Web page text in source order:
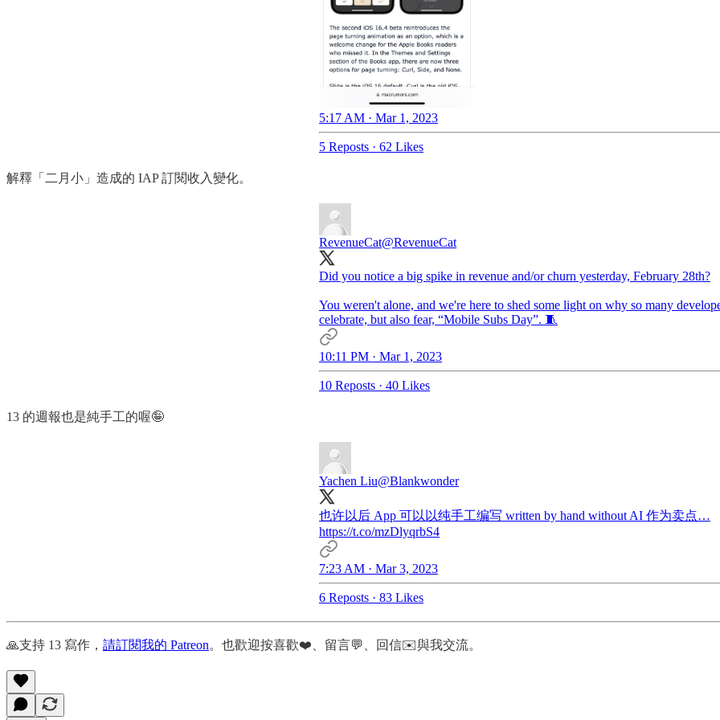
5:17 AM · Mar 1, 2023
5 Reposts · 62 Likes
解釋「二月小」造成的 IAP 訂閱收入變化。
RevenueCat@RevenueCat
Did you notice a big spike in revenue and/or churn yesterday, February 28th?
You weren't alone, and we're here to shed some light on why so many
celebrate, but also fear, “Mobile Subs Day”. 🧵
10:11 PM · Mar 1, 2023
10 Reposts · 40 Likes
13 的週報也是純手工的喔🤪
Yachen Liu@Blankwonder
也许以后 App 可以以纯手工编写 written by hand without AI 作为卖点…
https://t.co/mzDlyqrbS4
7:23 AM · Mar 3, 2023
6 Reposts · 83 Likes
🙏支持 13 寫作， 請訂閱我的 Patreon。也歡迎按喜歡❤️、留言💬、回信✉️與我交流。